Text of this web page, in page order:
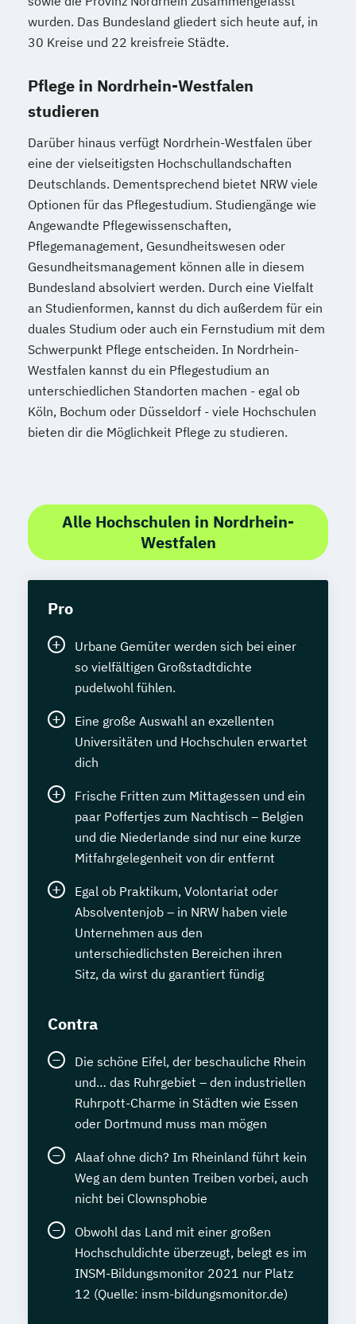
wurden. Das Bundesland gliedert sich heute auf, in
30 Kreise und 22 kreisfreie Städte.
Pflege in Nordrhein-Westfalen
studieren
Darüber hinaus verfügt Nordrhein-Westfalen über
eine der vielseitigsten Hochschullandschaften
Deutschlands. Dementsprechend bietet NRW viele
Optionen für das Pflegestudium. Studiengänge wie
Angewandte Pflegewissenschaften,
Pflegemanagement, Gesundheitswesen oder
Gesundheitsmanagement können alle in diesem
Bundesland absolviert werden. Durch eine Vielfalt
an Studienformen, kannst du dich außerdem für ein
duales Studium oder auch ein Fernstudium mit dem
Schwerpunkt Pflege entscheiden. In Nordrhein-
Westfalen kannst du ein Pflegestudium an
unterschiedlichen Standorten machen - egal ob
Köln, Bochum oder Düsseldorf - viele Hochschulen
bieten dir die Möglichkeit Pflege zu studieren.
Alle Hochschulen in Nordrhein-
Westfalen
Pro
Urbane Gemüter werden sich bei einer
so vielfältigen Großstadtdichte
pudelwohl fühlen.
Eine große Auswahl an exzellenten
Universitäten und Hochschulen erwartet
dich
Frische Fritten zum Mittagessen und ein
paar Poffertjes zum Nachtisch – Belgien
und die Niederlande sind nur eine kurze
Mitfahrgelegenheit von dir entfernt
Egal ob Praktikum, Volontariat oder
Absolventenjob – in NRW haben viele
Unternehmen aus den
unterschiedlichsten Bereichen ihren
Sitz, da wirst du garantiert fündig
Contra
Die schöne Eifel, der beschauliche Rhein
und… das Ruhrgebiet – den industriellen
Ruhrpott-Charme in Städten wie Essen
oder Dortmund muss man mögen
Alaaf ohne dich? Im Rheinland führt kein
Weg an dem bunten Treiben vorbei, auch
nicht bei Clownsphobie
Obwohl das Land mit einer großen
Hochschuldichte überzeugt, belegt es im
INSM-Bildungsmonitor 2021 nur Platz
12 (Quelle: insm-bildungsmonitor.de)